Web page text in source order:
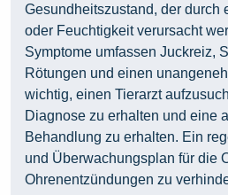
Gesundheitszustand, der durch
oder Feuchtigkeit verursacht
Symptome umfassen Juckreiz,
Rötungen und einen
wichtig, einen Tierarzt
Diagnose zu erhalten und eine
Behandlung zu erhalten. Ein
und Überwachungsplan für die
Ohrenentzündungen zu